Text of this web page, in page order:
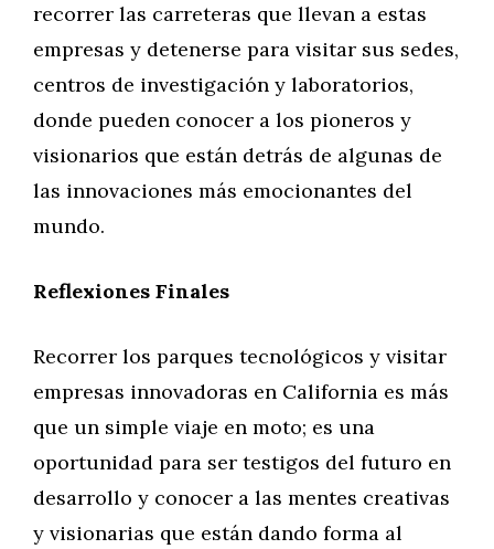
recorrer las carreteras que llevan a estas
empresas y detenerse para visitar sus sedes,
centros de investigación y laboratorios,
donde pueden conocer a los pioneros y
visionarios que están detrás de algunas de
las innovaciones más emocionantes del
mundo.
Reflexiones Finales
Recorrer los parques tecnológicos y visitar
empresas innovadoras en California es más
que un simple viaje en moto; es una
oportunidad para ser testigos del futuro en
desarrollo y conocer a las mentes creativas
y visionarias que están dando forma al